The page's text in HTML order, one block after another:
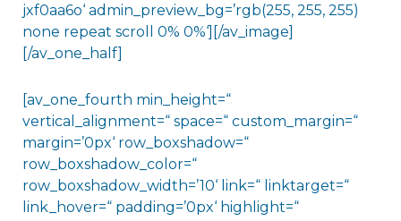
jxf0aa6o‘ admin_preview_bg=’rgb(255, 255, 255)
none repeat scroll 0% 0%‘][/av_image]
[/av_one_half]
[av_one_fourth min_height=“
vertical_alignment=“ space=“ custom_margin=“
margin=’0px‘ row_boxshadow=“
row_boxshadow_color=“
row_boxshadow_width=’10‘ link=“ linktarget=“
link_hover=“ padding=’0px‘ highlight=“